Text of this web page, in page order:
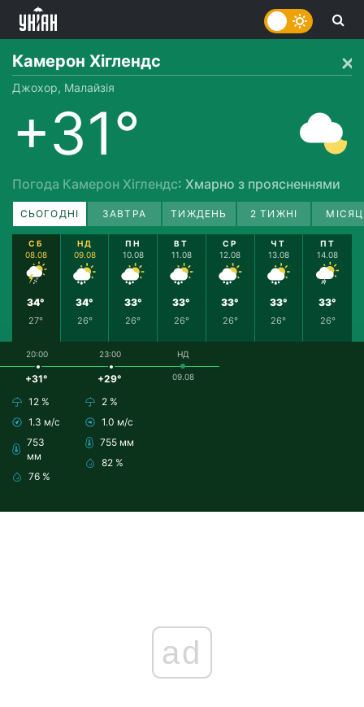
Камерон Хіглендс
Джохор, Малайзія
+31°
Погода Камерон Хіглендс: Хмарно з проясненнями
СЬОГОДНІ ЗАВТРА ТИЖДЕНЬ 2 ТИЖНІ
СБ
08.08
34°
27°
НД
09.08
34°
26°
ПН
10.08
33°
26°
ВТ
11.08
33°
26°
СР
12.08
33°
26°
ЧТ
13.08
33°
26°
ПТ
14.08
33°
26°
20:00
+31°
12 %
1.3 м/с
753
мм
76 %
23:00
+29°
2 %
1.0 м/с
755 мм
82 %
НД
09.08
ad